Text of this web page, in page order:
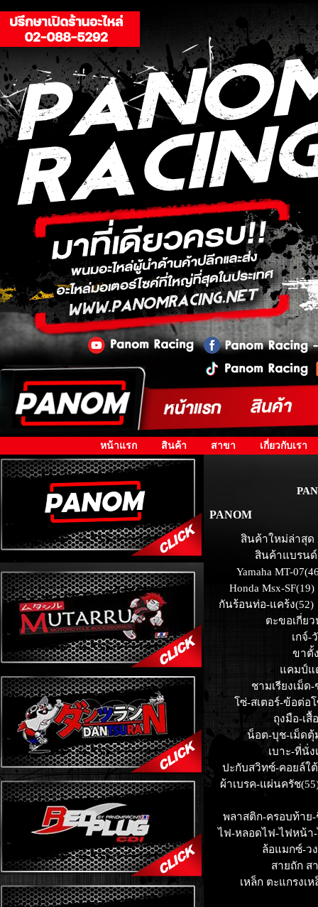
หน้าแรก สินค้า สาขา เกี่ยวกับเรา
PANOM
สินค้าใหม่ล่าสุด
สินค้าแบรนด์
Yamaha MT-
Honda Msx-SF(19)
กันร้อนท่อ-แคร้ง(52)
ตะขอเกี่ย
เกจ์-
ขาตั้
แคมป์แ
ชามเรียงเม็
โซ่-สเตอร์-ข้อต่อ
ถุงมือ-เสื้
น็อต-บุช-เม็ดตุ้
เบาะ-ที่นั่ง
ปะกับสวิทซ์-คอยล์ใต้
ผ้าเบรค-แผ่นครัช
พลาสติก-ครอบท้าย
ไฟ-หลอดไฟ-ไฟหน้า-
ล้อแมกซ์-ว
สายถัก ส
เหล็ก ตะแกรงเห